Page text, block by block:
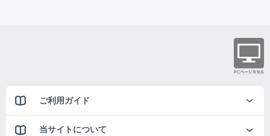
ご利用ガイド
当サイトについて